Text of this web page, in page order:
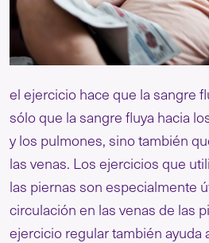
el ejercicio hace que la sangre
sólo que la sangre fluya hacia
y los pulmones, sino también
las venas. Los ejercicios que
las piernas son especialmente
circulación en las venas de las
ejercicio regular también ayuda